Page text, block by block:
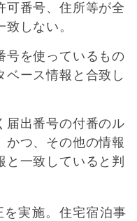
可番号、住所等が全
しない。
号を使っているもの
ベース情報と合致し
届出番号の付番のル
かつ、その他の情報
と一致していると判
実施。住宅宿泊事